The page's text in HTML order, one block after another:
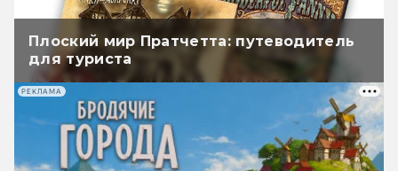
Плоский мир Пратчетта: путеводитель
для туриста
РЕКЛАМА